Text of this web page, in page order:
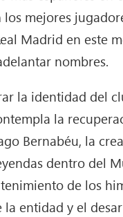
los mejores
Madrid en este
nombres.
la identidad del
la
Bernabéu, la
dentro del
de los
la entidad y el